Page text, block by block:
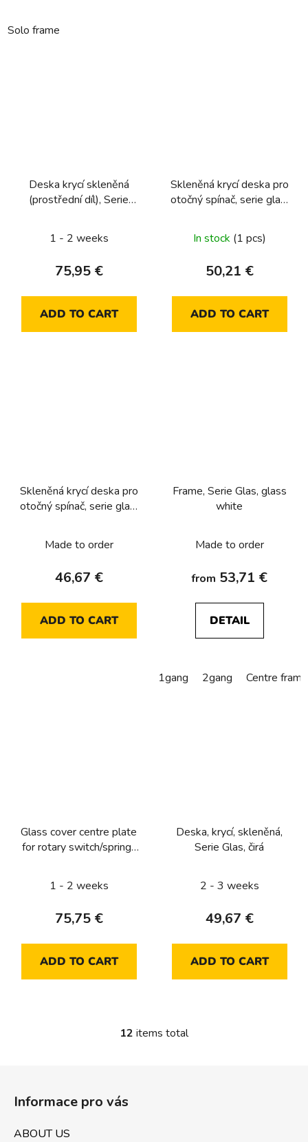
Solo frame
Deska krycí skleněná
(prostřední díl), Serie
1 - 2 weeks
75,95 €
ADD TO CART
Skleněná krycí deska pro
otočný spínač, serie glas,
In stock (1 pcs)
50,21 €
ADD TO CART
Skleněná krycí deska pro
otočný spínač, serie glas,
Made to order
46,67 €
ADD TO CART
Frame, Serie Glas, glass
white
Made to order
from 53,71 €
DETAIL
1gang 2gang Centre frame
Glass cover centre plate
for rotary switch/spring-
1 - 2 weeks
75,75 €
ADD TO CART
Deska, krycí, skleněná,
Serie Glas, čirá
2 - 3 weeks
49,67 €
ADD TO CART
L
12 items total
Informace pro vás
ABOUT US